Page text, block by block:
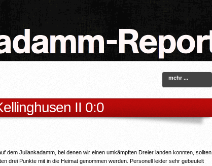
mehr ...
II 0:0
dem Juliankadamm, bei denen wir einen umkämpften Dreier landen konnten, sollten
drei Punkte mit in die Heimat genommen werden. Personell leider sehr gebeutelt